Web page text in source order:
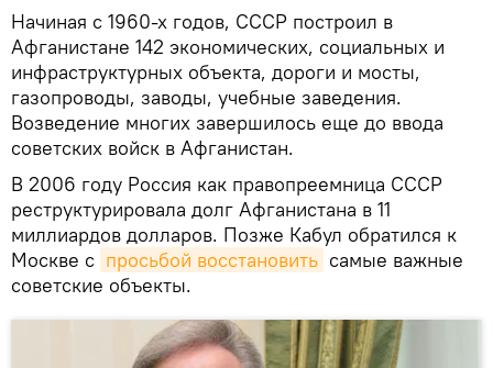
Начиная с 1960-х годов, СССР построил в
Афганистане 142 экономических, социальных и
инфраструктурных объекта, дороги и мосты,
газопроводы, заводы, учебные заведения.
Возведение многих завершилось еще до ввода
советских войск в Афганистан.
В 2006 году Россия как правопреемница СССР
реструктурировала долг Афганистана в 11
миллиардов долларов. Позже Кабул обратился к
Москве с просьбой восстановить самые важные
советские объекты.